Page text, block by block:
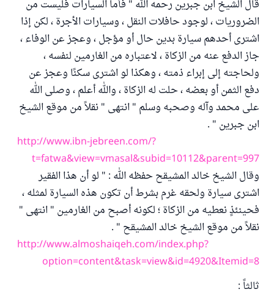
قال الشيخ ابن جبرين رحمه الله " فأما السيارات فليست من
الضروريات ، لوجود حافلات النقل ، وسيارات الأجرة ، لكن إذا
اشترى أحدهم سيارة بدين حال أو مؤجل ، وعجز عن الوفاء ،
جاز الدفع عنه من الزكاة ، لاعتباره من الغارمين لنفسه ،
ولحاجته إلى إبراء ذمته ، وهكذا لو اشترى سكنًا وعجز عن
دفع الثمن أو بعضه ، حلت له الزكاة ، والله أعلم ، وصلى الله
على محمد وآله وصحبه وسلم " انتهى " نقلاً من موقع الشيخ
ابن جبرين " .
http://www.ibn-jebreen.com/?
t=fatwa&view=vmasal&subid=10112&parent=997
وقال الشيخ خالد المشيقح حفظه الله : " لو أن هذا الفقير
اشترى سيارة ولحقه غرم بشرط أن تكون هذه السيارة لمثله ،
فحينئذٍ نعطيه من الزكاة ؛ لكونه أصبح من الغارمين " انتهى "
نقلاً من موقع الشيخ خالد المشيقح " .
http://www.almoshaiqeh.com/index.php?
option=content&task=view&id=4920&Itemid=8
ثالثاً :